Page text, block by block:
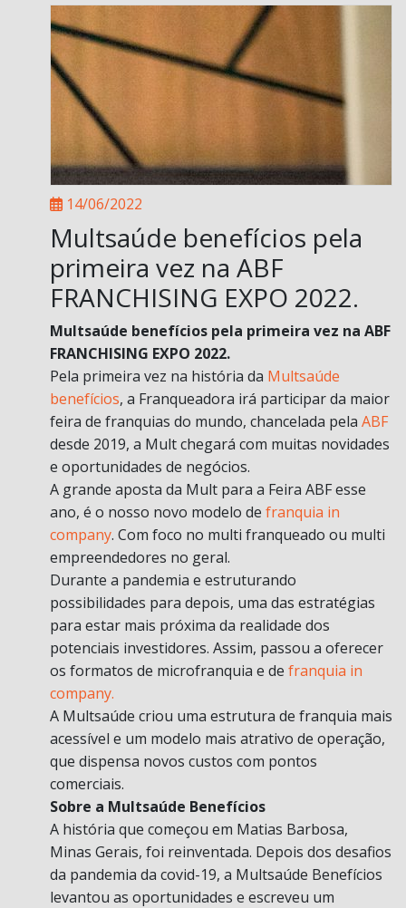
14/06/2022
Multsaúde benefícios pela
primeira vez na ABF
FRANCHISING EXPO 2022.
Multsaúde benefícios pela primeira vez na ABF
FRANCHISING EXPO 2022.
Pela primeira vez na história da Multsaúde
benefícios, a Franqueadora irá participar da maior
feira de franquias do mundo, chancelada pela ABF
desde 2019, a Mult chegará com muitas novidades
e oportunidades de negócios.
A grande aposta da Mult para a Feira ABF esse
ano, é o nosso novo modelo de franquia in
company. Com foco no multi franqueado ou multi
empreendedores no geral.
Durante a pandemia e estruturando
possibilidades para depois, uma das estratégias
para estar mais próxima da realidade dos
potenciais investidores. Assim, passou a oferecer
os formatos de microfranquia e de franquia in
company.
A Multsaúde criou uma estrutura de franquia mais
acessível e um modelo mais atrativo de operação,
que dispensa novos custos com pontos
comerciais.
Sobre a Multsaúde Benefícios
A história que começou em Matias Barbosa,
Minas Gerais, foi reinventada. Depois dos desafios
da pandemia da covid-19, a Multsaúde Benefícios
levantou as oportunidades e escreveu um